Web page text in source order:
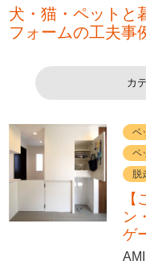
犬・猫・ペットと
フォームの工夫事
カ
ベ
ペ
脱
ン
ゲ